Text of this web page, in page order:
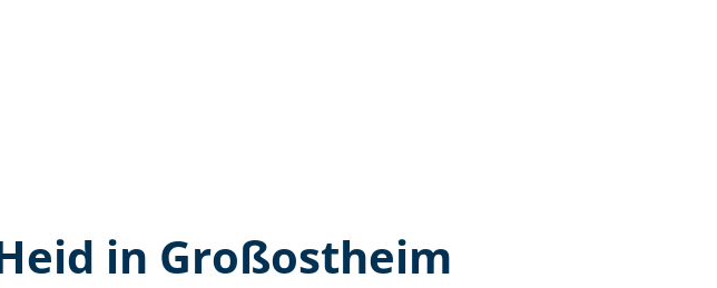
in Großostheim